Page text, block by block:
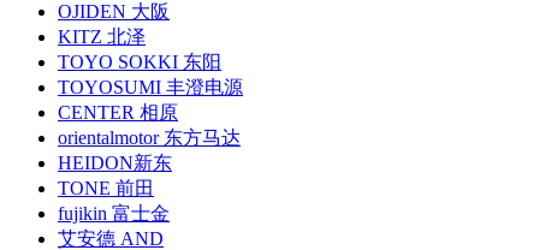
OJIDEN 大阪
KITZ 北泽
TOYO SOKKI 东阳
TOYOSUMI 丰澄电源
CENTER 相原
orientalmotor 东方马达
HEIDON新东
TONE 前田
fujikin 富士金
艾安德 AND